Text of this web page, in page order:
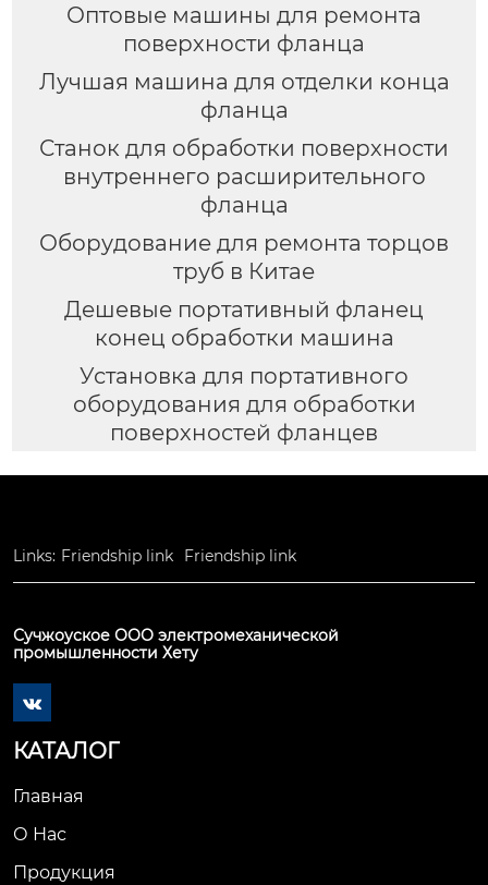
Оптовые машины для ремонта
поверхности фланца
Лучшая машина для отделки конца
фланца
Станок для обработки поверхности
внутреннего расширительного
фланца
Оборудование для ремонта торцов
труб в Китае
Дешевые портативный фланец
конец обработки машина
Установка для портативного
оборудования для обработки
поверхностей фланцев
Links: Friendship link Friendship link
Сучжоуское ООО электромеханической
промышленности Хету

КАТАЛОГ
Главная
О Нас
Продукция